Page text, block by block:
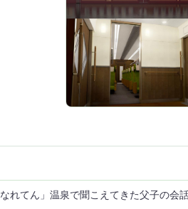
れてん」温泉で聞こえてきた父子の会話